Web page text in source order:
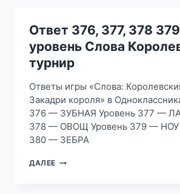
УРОВЕНЬ
СЛОВА
КОРОЛЕВСКИЙ
ТУРНИР
Ответ 376, 377, 378
уровень Слова
турнир
Ответы игры «Слова:
Закадри короля» в
376 — ЗУБНАЯ Уровень 377 —
378 — ОВОЩ Уровень 379 —
380 — ЗЕБРА
ДАЛЕЕ ОТВЕТ